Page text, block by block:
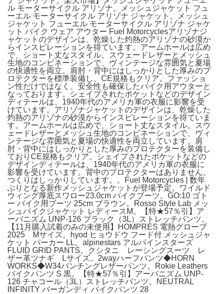
ル モーターサイクル アリゾナ。メッシュジャケット フュ
ーエル モーターサイクル アリゾナ ジャケット。メッシュ
ジャケット フューエル モーターサイクル アリゾナ ジャケ
ット バイク ウェア アウター Fuel Motorcyclesアリゾナジ
ャケットのデザインは、乾燥した灼熱のアリゾナの砂漠か
らインスピレーションを得ています。アームホールは広め
で、ショート丈なスタイル。スウェードレザーとメッシュ
生地のコンビネーションで、ヴィンテージな雰囲気と夏場
の快適性を両立。肩肘・背中にはしっかりとした厚みのプ
ロテクターを標準装備し、CE規格もクリア。ファッショ
ン性だけではなく、安全性も確保したバイク用アウターと
なっております。シェイプされたポケットなどのデザイン
ディテールは、1940年代のアメリカ軍の衣服に影響を受
けています。アリゾナジャケットのデザインは、乾燥した
灼熱のアリゾナの砂漠からインスピレーションを得ていま
す。アームホールは広めで、ショート丈なスタイル。スウ
ェードレザーとメッシュ生地のコンビネーションで、ヴィ
ンテージな雰囲気と夏場の快適性を両立しています。肩
肘・背中にはしっかりとした厚みのプロテクターを装備し
ておりCE規格もクリア。シェイプされたポケットなどの
デザインディテールは、1940年代のアメリカ軍の衣服に
影響を受けています。背中のプロテクターはありません。
つくりはしっかりしています。。Fuel Motorcycles | 数年
ぶりとなる新作メッシュジャケットが登場予定。ワイルド
ウィング厚底スワロー23.0cm バイクブーツ。GO:10 ゴト
ー バイク用ブーツ 25cm ブラウン。Rosso Style Lab メッ
シュバイクジャケット レディースM。【特★57％引】ア
ーバニズム UNP-126 ブラック（3L）ストレッチパンツ。
【11月購入試着のみの未使用】HOMPRES 電熱グローブ
2025 Mサイズ。hyod ヒョウドウ フード付 メッシュジャ
ケット パーカー LL。alpinestars アルパインスターズ
FLUID GRID PANTS。クシタニ レーシングスーツ レ
ザー革ツナギ Lサイズ。2wayハーフパンツ◆HORN
WORKS◆W34パンチングレザーパンツ。Rokie Leathers
バイクパンツ S 黒。【特★57％引】アーバニズム UNP-
126 チャコール（3L）ストレッチパンツ。NEUTRAL
INFINITY バーガンディ バイクパンツ 28